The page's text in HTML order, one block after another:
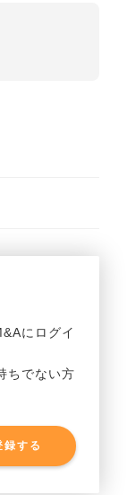
にログイ
ちでない方
録する